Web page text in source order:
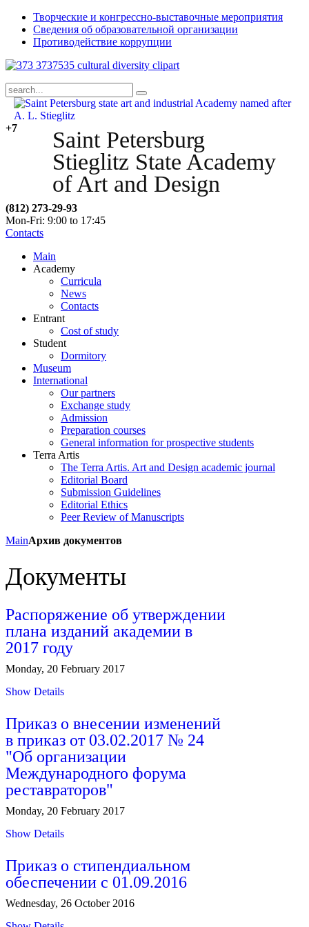
Творческие и конгрессно-выставочные мероприятия
Сведения об образовательной организации
Противодействие коррупции
Saint Petersburg
Stieglitz State Academy
of Art and Design
+7
(812) 273-29-93
Mon-Fri: 9:00 to 17:45
Contacts
Main
Academy
Curricula
News
Contacts
Entrant
Cost of study
Student
Dormitory
Museum
International
Our partners
Exchange study
Admission
Preparation courses
General information for prospective students
Terra Artis
The Terra Artis. Art and Design academic journal
Editorial Board
Submission Guidelines
Editorial Ethics
Peer Review of Manuscripts
MainАрхив документов
Документы
Распоряжение об утверждении
плана изданий академии в
2017 году
Monday, 20 February 2017
Show Details
Приказ о внесении изменений
в приказ от 03.02.2017 № 24
"Об организации
Международного форума
реставраторов"
Monday, 20 February 2017
Show Details
Приказ о стипендиальном
обеспечении с 01.09.2016
Wednesday, 26 October 2016